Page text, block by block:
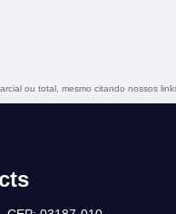
ou total, mesmo citando nossos